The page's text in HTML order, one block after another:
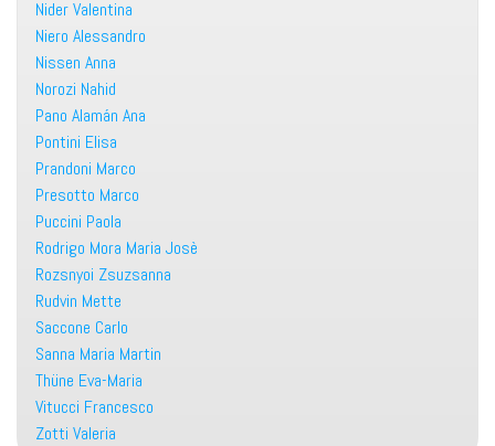
Nider Valentina
Niero Alessandro
Nissen Anna
Norozi Nahid
Pano Alamán Ana
Pontini Elisa
Prandoni Marco
Presotto Marco
Puccini Paola
Rodrigo Mora Maria Josè
Rozsnyoi Zsuzsanna
Rudvin Mette
Saccone Carlo
Sanna Maria Martin
Thüne Eva-Maria
Vitucci Francesco
Zotti Valeria